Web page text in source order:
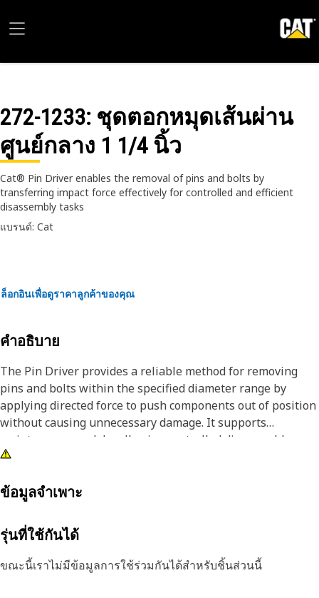
272-1233: ชุดตอกหมุดเส้นผ่าน
ศูนย์กลาง 1 1/4 นิ้ว
Cat® Pin Driver enables the removal of pins and bolts by
transferring impact force effectively for controlled and efficient
disassembly tasks
แบรนด์: Cat
ล็อกอินเพื่อดูราคาลูกค้าของคุณ
คำอธิบาย
The Pin Driver provides a reliable method for removing
pins and bolts within the specified diameter range by
applying directed force to push components out of position
without causing unnecessary damage. It supports
maintenance work by allowing controlled disassembly,
reducing the effort required to separate tightly fitted parts,
The tool helps maintain alignment during removal, lowers
components can be detached stably and predictably.
Attributes:
• Helps prevent damage to surrounding surfaces during
ข้อมูลจำเพาะ
รุ่นที่ใช้กันได้
ขณะนี้เราไม่มีข้อมูลการใช้ร่วมกันได้สำหรับชิ้นส่วนนี้